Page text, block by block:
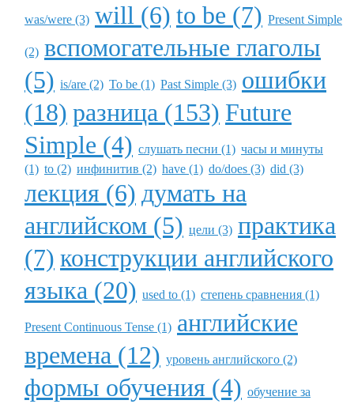
was/were (3) will (6) to be (7) Present Simple
(2) вспомогательные глаголы
(5) is/are (2) To be (1) Past Simple (3) ошибки
(18) разница (153) Future
Simple (4) слушать песни (1) часы и минуты
(1) to (2) инфинитив (2) have (1) do/does (3) did (3)
лекция (6) думать на
английском (5) цели (3) практика
(7) конструкции английского
языка (20) used to (1) степень сравнения (1)
Present Continuous Tense (1) английские
времена (12) уровень английского (2)
формы обучения (4) обучение за